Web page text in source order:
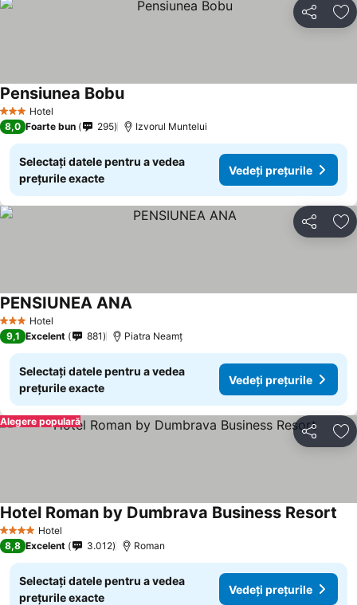
Distribuiți
3 SteleHotel
Pensiunea Bobu
8,0 Foarte bun 295 Izvorul Muntelui
Selectați datele pentru a vedea
prețurile exacte
Vedeți prețurile
Distribuiți
3 SteleHotel
PENSIUNEA ANA
9,1 Excelent 881 Piatra Neamț
Selectați datele pentru a vedea
prețurile exacte
Vedeți prețurile
Distribuiți
Alegere populară
4 Stele Hotel
Hotel Roman by Dumbrava Business Resort
8,8 Excelent 3.012 Roman
Selectați datele pentru a vedea
prețurile exacte
Vedeți prețurile